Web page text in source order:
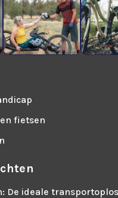
fietsen
De ideale